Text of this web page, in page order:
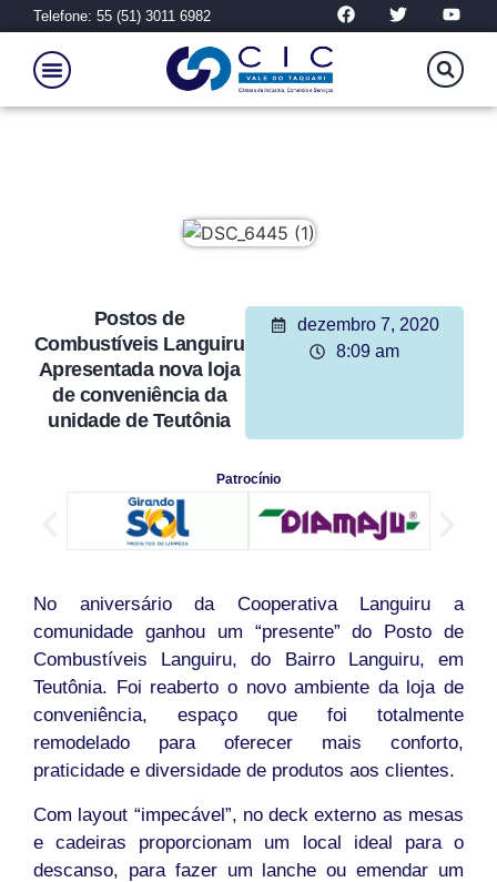
Telefone: 55 (51) 3011 6982
Postos de
Combustíveis Languiru
Apresentada nova loja
de conveniência da
unidade de Teutônia
dezembro 7, 2020
8:09 am
Patrocínio
No aniversário da Cooperativa Languiru a
comunidade ganhou um “presente” do Posto de
Combustíveis Languiru, do Bairro Languiru, em
Teutônia. Foi reaberto o novo ambiente da loja de
conveniência, espaço que foi totalmente
remodelado para oferecer mais conforto,
praticidade e diversidade de produtos aos clientes.
Com layout “impecável”, no deck externo as mesas
e cadeiras proporcionam um local ideal para o
descanso, para fazer um lanche ou emendar um